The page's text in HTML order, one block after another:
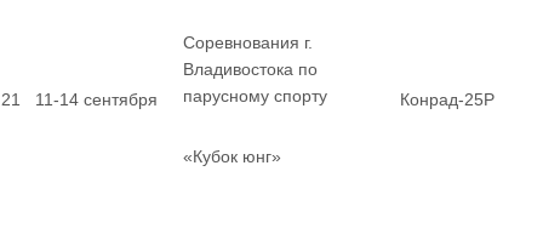
21 11-14 сентября
Соревнования г.
Владивостока по
парусному спорту
«Кубок юнг»
Конрад-25Р